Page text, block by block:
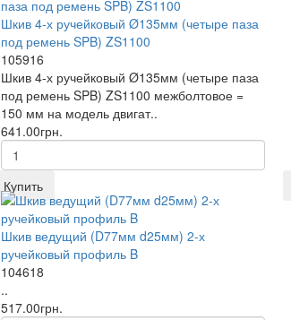
Шкив 4-х ручейковый Ø135мм (четыре паза
под ремень SPB) ZS1100
105916
Шкив 4-х ручейковый Ø135мм (четыре паза
под ремень SPB) ZS1100 межболтовое =
150 мм на модель двигат..
641.00грн.
Купить
Шкив ведущий (D77мм d25мм) 2-х
ручейковый профиль B
104618
..
517.00грн.